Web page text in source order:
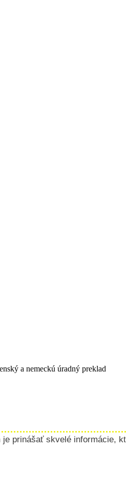
a nemeckú úradný preklad
prinášať skvelé informácie,